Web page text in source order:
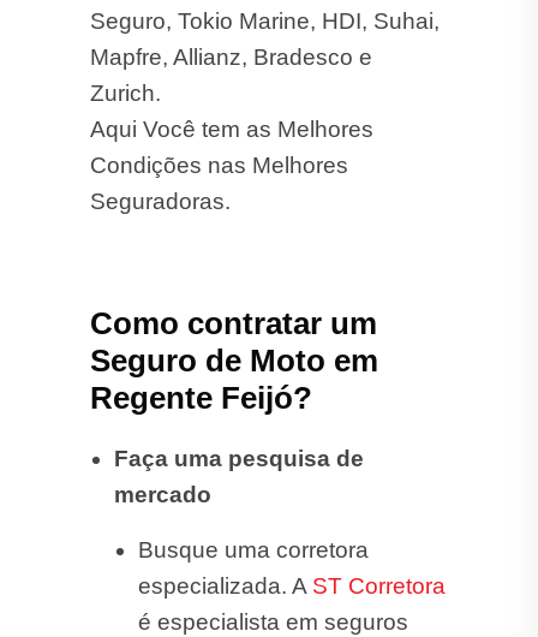
Seguro, Tokio Marine, HDI, Suhai,
Mapfre, Allianz, Bradesco e
Zurich.
Aqui Você tem as Melhores
Condições nas Melhores
Seguradoras.
Como contratar um
Seguro de Moto em
Regente Feijó?
Faça uma pesquisa de
mercado
Busque uma corretora
especializada. A ST Corretora
é especialista em seguros